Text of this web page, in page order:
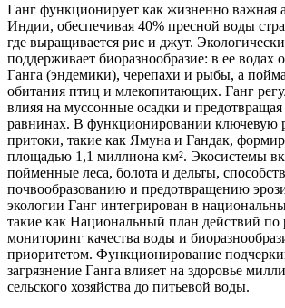
Ганг функционирует как жизненно важная
Индии, обеспечивая 40% пресной воды
где выращивается рис и джут.
поддерживает биоразнообразие: в ее
Ганга (эндемики), черепахи и рыбы, а
обитания птиц и млекопитающих. Ганг
влияя на муссонные осадки и предотвращая
равнинах. В функционировании ключевую
притоки, такие как Ямуна и Гандак,
площадью 1,1 миллиона км². Экосистемы
пойменные леса, болота и дельты,
почвообразованию и предотвращению
экологии Ганг интегрирован в
такие как Национальный план действий по
мониторинг качества воды и
приоритетом. Функционирование
загрязнение Ганга влияет на здоровье
сельского хозяйства до питьевой воды.